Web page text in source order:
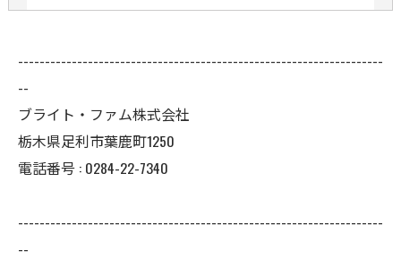
--------------------------------------------------------------------
--
ブライト・ファム株式会社
栃木県足利市葉鹿町1250
電話番号 : 0284-22-7340
--------------------------------------------------------------------
--